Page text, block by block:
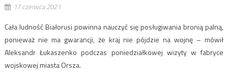
17 czerwca 2021
Cała ludność Białorusi powinna nauczyć się posługiwania bronią palną,
ponieważ nie ma gwarancji, że kraj nie pójdzie na wojnę – mówił
Aleksandr Łukaszenko podczas poniedziałkowej wizyty w fabryce
wojskowej miasta Orsza.